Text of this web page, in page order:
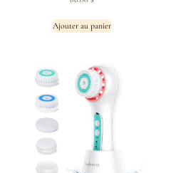
Ajouter au panier